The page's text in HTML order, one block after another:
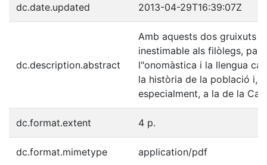
dc.date.updated 2013-04-29T16:39:07Z
dc.description.abstract
Amb aquests dos gruixuts
inestimable als filòlegs,
l"onomàstica i la llengua
la història de la població i,
especialment, a la de la
dc.format.extent 4 p.
dc.format.mimetype application/pdf